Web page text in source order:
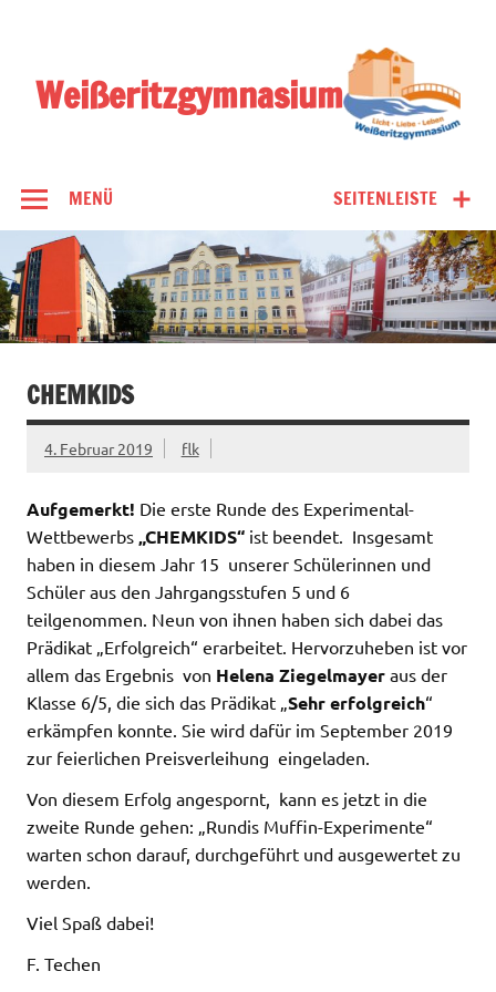
Weißeritzgymnasium
SEITENLEISTE
MENÜ
CHEMKIDS
4. Februar 2019 flk
Aufgemerkt! Die erste Runde des Experimental-
Wettbewerbs „CHEMKIDS“ ist beendet. Insgesamt
haben in diesem Jahr 15 unserer Schülerinnen und
Schüler aus den Jahrgangsstufen 5 und 6
teilgenommen. Neun von ihnen haben sich dabei das
Prädikat „Erfolgreich“ erarbeitet. Hervorzuheben ist vor
allem das Ergebnis von Helena Ziegelmayer aus der
Klasse 6/5, die sich das Prädikat „Sehr erfolgreich“
erkämpfen konnte. Sie wird dafür im September 2019
zur feierlichen Preisverleihung eingeladen.
Von diesem Erfolg angespornt, kann es jetzt in die
zweite Runde gehen: „Rundis Muffin-Experimente“
warten schon darauf, durchgeführt und ausgewertet zu
werden.
Viel Spaß dabei!
F. Techen